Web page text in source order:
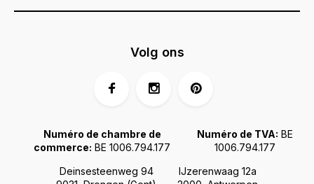
Deinsesteenweg 94
IJzerenwaag 12a
Numéro de chambre de
commerce: BE 1006.794.177
Numéro de TVA: BE
1006.794.177
Volg ons